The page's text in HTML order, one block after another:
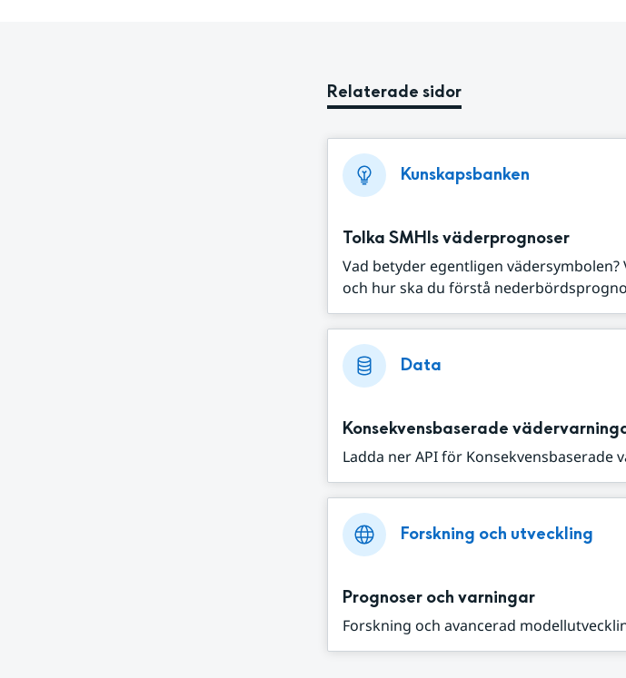
Relaterade sidor
Kunskapsbanken
Tolka SMHIs väderprognoser
Vad betyder egentligen
och hur ska du förstå
Data
Konsekvensbaserade
Ladda ner API för Konsekvensbaserade
Forskning och utveckling
Prognoser och varningar
Forskning och avancerad